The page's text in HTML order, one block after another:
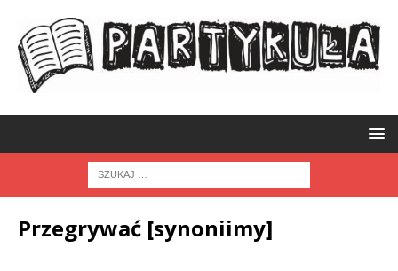
Przegrywać [synoniimy]